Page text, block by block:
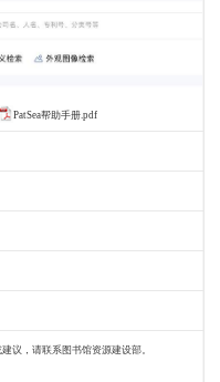
PatSea帮助手册.pdf
议，请联系图书馆资源建设部。